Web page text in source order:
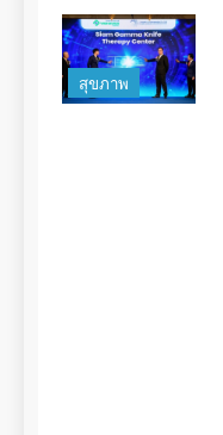
สุขภาพ